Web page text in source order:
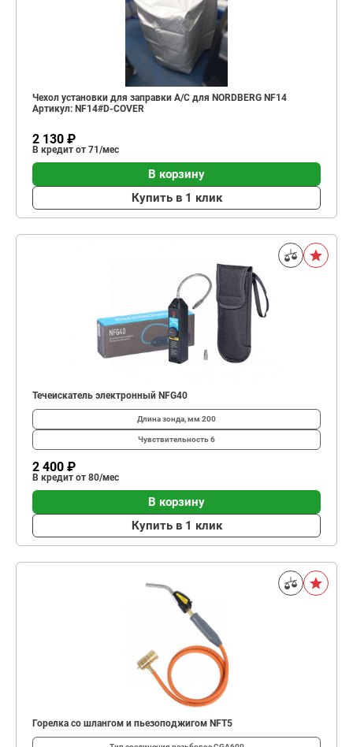
Чехол установки для заправки А/С для NORDBERG NF14
Артикул: NF14#D-COVER
2 130 ₽
В кредит от 71/мес
В корзину
Купить в 1 клик
Течеискатель электронный NFG40
Длина зонда, мм 200
Чувствительность6
2 400 ₽
В кредит от 80/мес
В корзину
Купить в 1 клик
Горелка со шлангом и пьезоподжигом NFT5